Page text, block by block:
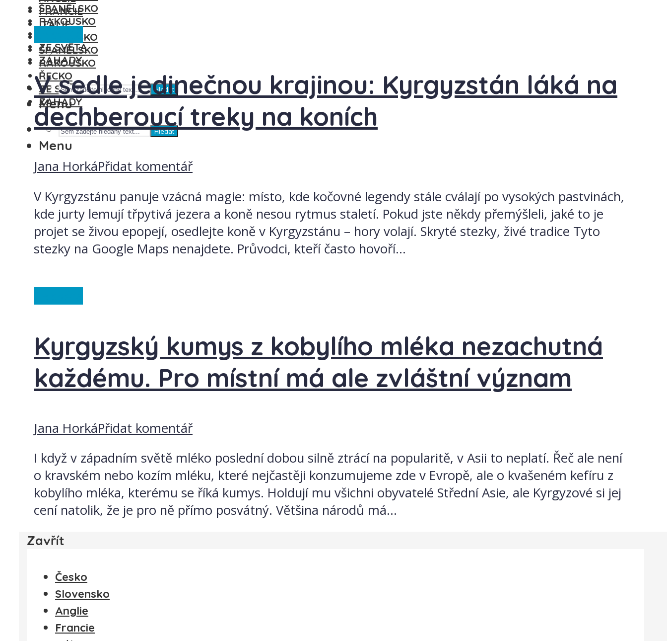
FRANCIE
ITÁLIE
MAĎARSKO
ŠPANĚLSKO
RAKOUSKO
ŘECKO
ZE SVĚTA
ZÁHADY
Hledat
Menu
ŠPANĚLSKO
RAKOUSKO
ZE SVĚTA
ZÁHADY
Hledat
Menu
V sedle jedinečnou krajinou: Kyrgyzstán láká na
dechberoucí treky na koních
Jana HorkáPřidat komentář
V Kyrgyzstánu panuje vzácná magie: místo, kde kočovné legendy stále cválají po vysokých pastvinách,
kde jurty lemují třpytivá jezera a koně nesou rytmus staletí. Pokud jste někdy přemýšleli, jaké to je
projet se živou epopejí, osedlejte koně v Kyrgyzstánu – hory volají. Skryté stezky, živé tradice Tyto
stezky na Google Maps nenajdete. Průvodci, kteří často hovoří...
Kyrgyzský kumys z kobylího mléka nezachutná
každému. Pro místní má ale zvláštní význam
Jana HorkáPřidat komentář
I když v západním světě mléko poslední dobou silně ztrácí na popularitě, v Asii to neplatí. Řeč ale není
o kravském nebo kozím mléku, které nejčastěji konzumujeme zde v Evropě, ale o kvašeném kefíru z
kobylího mléka, kterému se říká kumys. Holdují mu všichni obyvatelé Střední Asie, ale Kyrgyzové si jej
cení natolik, že je pro ně přímo posvátný. Většina národů má...
Zavřít
Česko
Slovensko
Anglie
Francie